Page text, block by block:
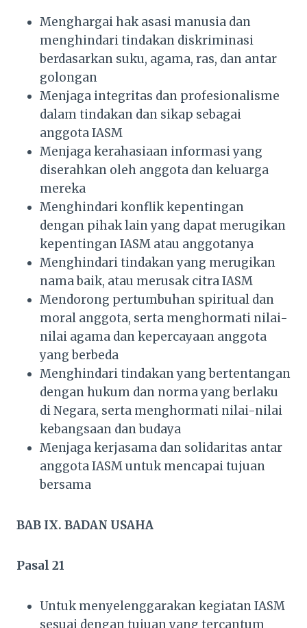
Menghargai hak asasi manusia dan
menghindari tindakan diskriminasi
berdasarkan suku, agama, ras, dan antar
golongan
Menjaga integritas dan profesionalisme
dalam tindakan dan sikap sebagai
anggota IASM
Menjaga kerahasiaan informasi yang
diserahkan oleh anggota dan keluarga
mereka
Menghindari konflik kepentingan
dengan pihak lain yang dapat merugikan
kepentingan IASM atau anggotanya
Menghindari tindakan yang merugikan
nama baik, atau merusak citra IASM
Mendorong pertumbuhan spiritual dan
moral anggota, serta menghormati nilai-
nilai agama dan kepercayaan anggota
yang berbeda
Menghindari tindakan yang bertentangan
dengan hukum dan norma yang berlaku
di Negara, serta menghormati nilai-nilai
kebangsaan dan budaya
Menjaga kerjasama dan solidaritas antar
anggota IASM untuk mencapai tujuan
bersama
BAB IX. BADAN USAHA
Pasal 21
Untuk menyelenggarakan kegiatan IASM
sesuai dengan tujuan yang tercantum